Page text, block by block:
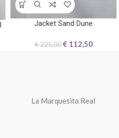
Jacket Sand Dune
€225,00 € 112,50
La Marquesita Real